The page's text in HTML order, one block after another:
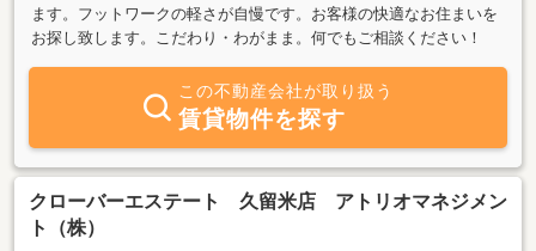
ます。フットワークの軽さが自慢です。お客様の快適なお住まいを
お探し致します。こだわり・わがまま。何でもご相談ください！
この不動産会社が取り扱う
賃貸物件を探す
クローバーエステート 久留米店 アトリオマネジメン
ト（株）